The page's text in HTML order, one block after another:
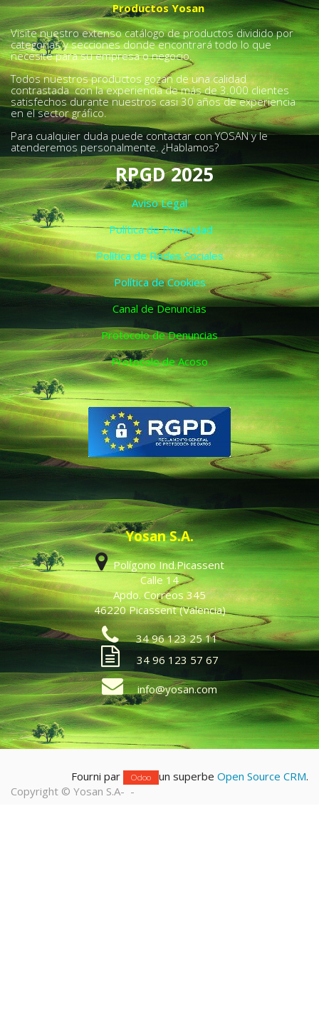
Productos Yosan
Visite nuestro extenso catálogo de productos dividido por
categorías y secciones donde encontrará todo lo que
necesite para su empresa o negocio.
Todos nuestros productos gozan de una calidad
contrastada con la experiencia de más de 3.000 clientes
satisfechos durante nuestros casi 30 años de experiencia
en el sector gráfico.
Para cualquier duda puede contactar con YOSAN y le
atenderemos personalmente. ¿Hablamos?
RPGD 2025
Aviso Legal
Política de Privacidad
Política de Redes Sociales
Política de Cookies
Canal de Denuncias
Protocolo de Denuncias
Protocolo de Acoso
Yosan S.A.
Polígono Ind.Picassent
Calle 14
Apdo. Correos 345
46220 Picassent (Valencia)
34 96 123 25 11
34 96 123 57 67
info@yosan.com
Fourni par Odoo un superbe Open Source CRM.
Copyright © Yosan S.A- -